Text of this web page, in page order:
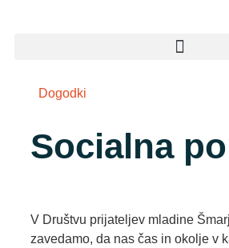
Dogodki
Socialna
V Društvu prijateljev mladine
zavedamo, da nas čas in okolje v